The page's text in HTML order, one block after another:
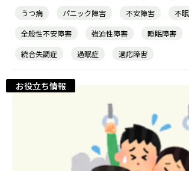
うつ病 パニック障害 不安障害
不
全般性不安障害
強迫性障害 睡眠障害
統合失調症
過眠症 適応障害
お役立ち情報
ご利用ガイド
法人向けページ
メニューを閉じる